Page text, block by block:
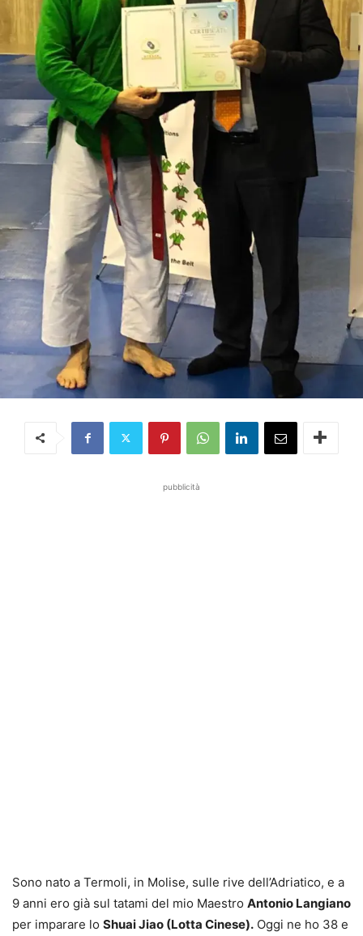
pubblicità
Sono nato a Termoli, in Molise, sulle rive dell’Adriatico, e a
9 anni ero già sul tatami del mio Maestro Antonio Langiano
per imparare lo Shuai Jiao (Lotta Cinese). Oggi ne ho 38 e